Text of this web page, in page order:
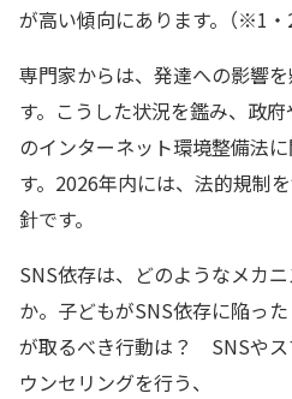
が高い傾向にあります。（※1・2
専門家からは、発達への影響
す。こうした状況を鑑み、政
のインターネット環境整備法
す。2026年内には、法的規制
針です。
SNS依存は、どのようなメカ
か。子どもがSNS依存に陥っ
が取るべき行動は？ SNSやス
ウンセリングを行う、